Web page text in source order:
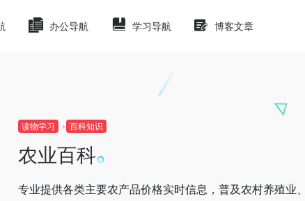
办公导航 学习导航 博客文章
读物学习 百科知识
农业百科
专业提供各类主要农产品价格实时信息，普及农村养殖